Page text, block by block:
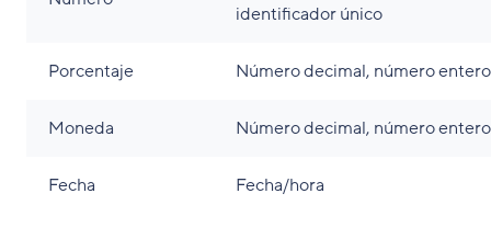
identificador único
Porcentaje Número decimal, número
Moneda Número decimal, número
Fecha Fecha/hora